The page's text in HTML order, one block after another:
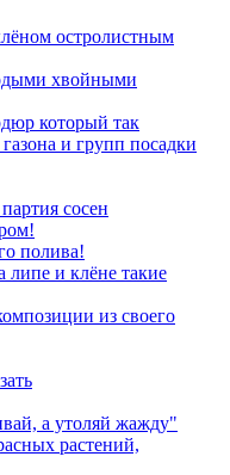
остролистным
хвойными
который так
и групп посадки
сосен
полива!
липе и клёне такие
из своего
а утоляй жажду"
растений,